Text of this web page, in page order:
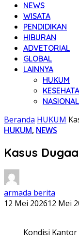
NEWS
WISATA
PENDIDIKAN
HIBURAN
ADVETORIAL
GLOBAL
LAINNYA
HUKUM
NASIONAL
Beranda HUKUM
HUKUM, NEWS
Kasus
armada berita
12 Mei 202612 Mei
Kondisi Kantor